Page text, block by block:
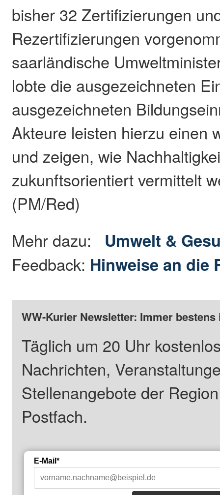
bisher 32 Zertifizierungen
Rezertifizierungen
saarländische
lobte die ausgezeichneten
ausgezeichneten
Akteure leisten hierzu einen
und zeigen, wie
zukunftsorientiert vermittelt
(PM/Red)
Mehr dazu: Umwelt &
Feedback: Hinweise an die
WW-Kurier Newsletter: Immer
Täglich um 20 Uhr
Nachrichten,
Stellenangebote der
Postfach.
E-Mail*